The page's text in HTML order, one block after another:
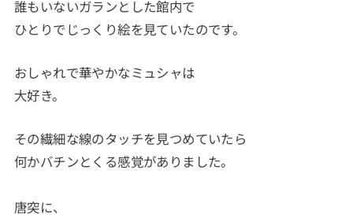
誰もいないガランとした館内で
ひとりでじっくり絵を見ていたのです。
おしゃれで華やかなミュシャは
大好き。
その繊細な線のタッチを見つめていたら
何かバチンとくる感覚がありました。
唐突に、